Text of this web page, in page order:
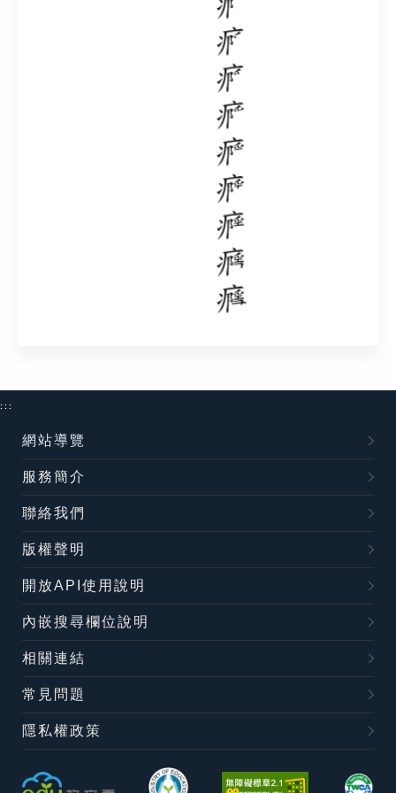
:::
網站導覽
服務簡介
聯絡我們
版權聲明
開放API使用說明
內嵌搜尋欄位說明
相關連結
常見問題
隱私權政策